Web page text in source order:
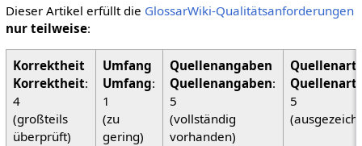
Dieser Artikel erfüllt die GlossarWiki-Qualitätsanforderungen
nur teilweise:
Korrektheit:
4
(großteils
überprüft)
Umfang:
1
(zu
gering)
Quellenangaben:
5
(vollständig
vorhanden)
5